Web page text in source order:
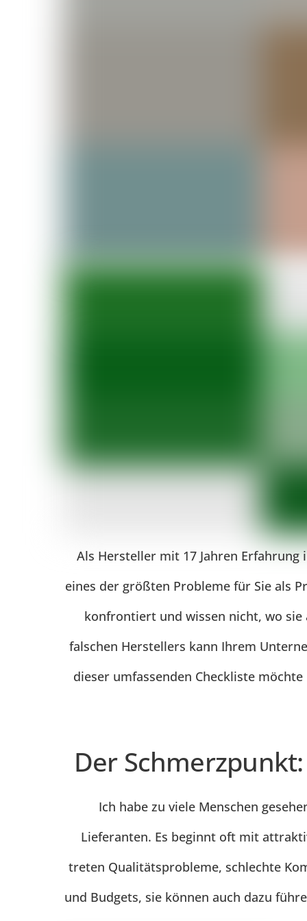
Als Hersteller mit 17 Jahren Erfahrung
eines der größten Probleme für Sie als
konfrontiert und wissen nicht, wo sie
falschen Herstellers kann Ihrem
dieser umfassenden Checkliste
Der
Ich habe zu viele Menschen
Lieferanten. Es beginnt oft mit
treten Qualitätsprobleme, schlechte
und Budgets, sie können auch dazu